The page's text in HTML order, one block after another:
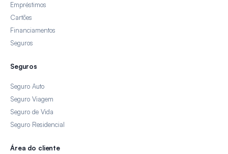
Empréstimos
Cartões
Financiamentos
Seguros
Seguros
Seguro Auto
Seguro Viagem
Seguro de Vida
Seguro Residencial
Área do cliente